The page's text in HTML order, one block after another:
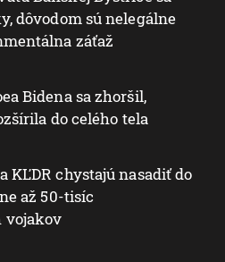
dôvodom sú nelegálne
záťaž
Bidena sa zhoršil,
do celého tela
KĽDR chystajú nasadiť do
až 50-tisíc
vojakov